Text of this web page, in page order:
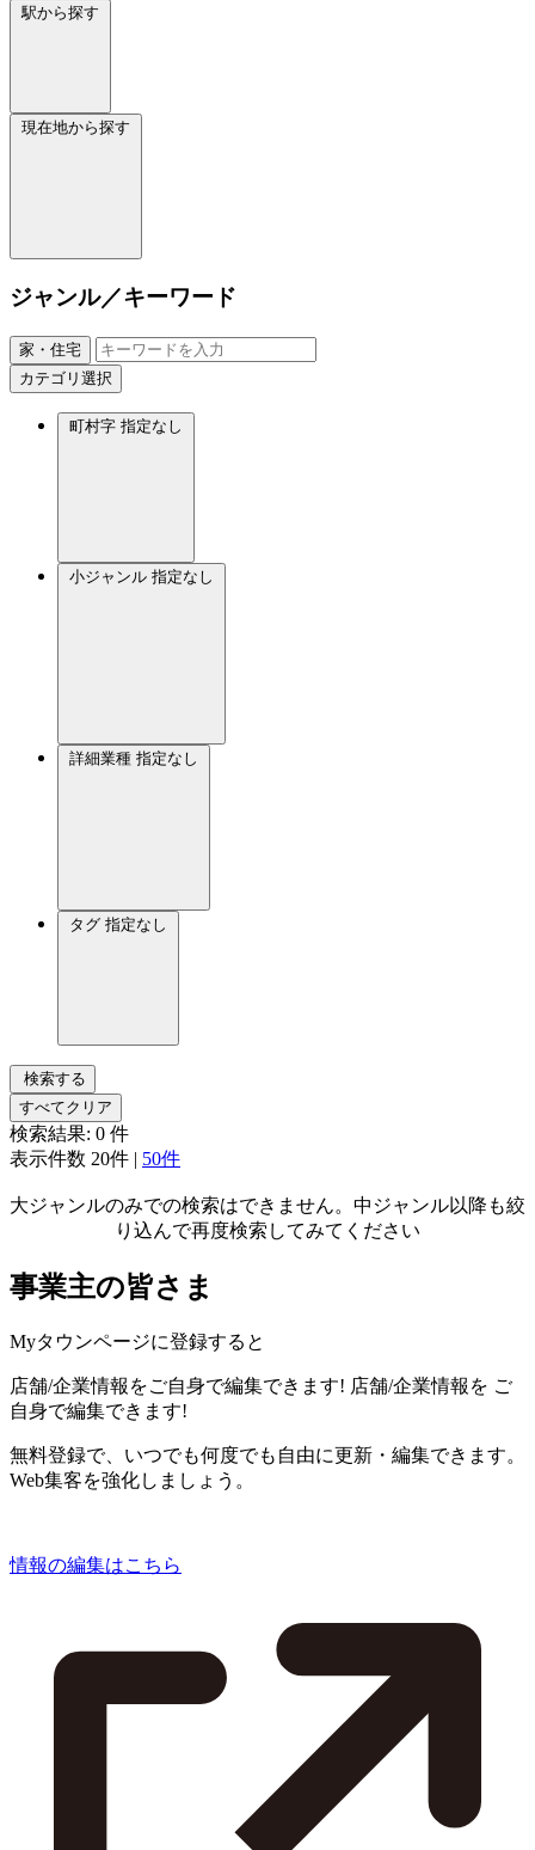
駅から探す
現在地から探す
ジャンル／キーワード
家・住宅
カテゴリ選択
町村字 指定なし
小ジャンル 指定なし
詳細業種 指定なし
タグ 指定なし
検索する
すべてクリア
検索結果: 0 件
表示件数 20件 | 50件
大ジャンルのみでの検索はできません。中ジャンル以降も絞
り込んで再度検索してみてください
事業主の皆さま
Myタウンページに登録すると
店舗/企業情報をご自身で編集できます! 店舗/企業情報を ご
自身で編集できます!
無料登録で、いつでも何度でも自由に更新・編集できます。
Web集客を強化しましょう。
情報の編集はこちら